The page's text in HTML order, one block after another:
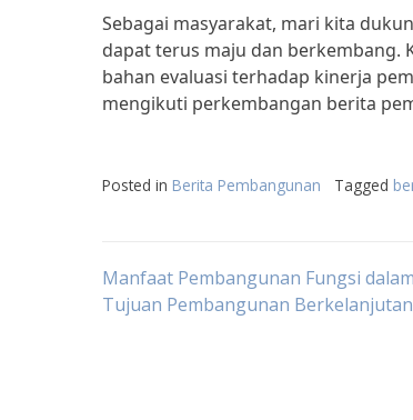
Sebagai masyarakat, mari kita
dapat terus maju dan
bahan evaluasi terhadap kinerja
mengikuti perkembangan berita
Posted in Berita Pembangunan Tagged
Post
Manfaat Pembangunan Fungsi
Tujuan Pembangunan Berkelanjutan